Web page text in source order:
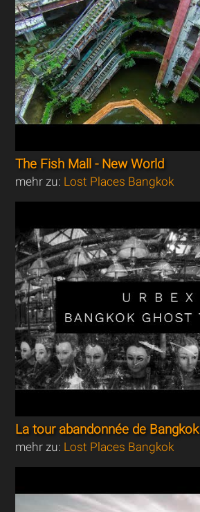
The Fish Mall - New World
mehr zu: Lost Places Bangkok
La tour abandonnée de Bangkok
mehr zu: Lost Places Bangkok